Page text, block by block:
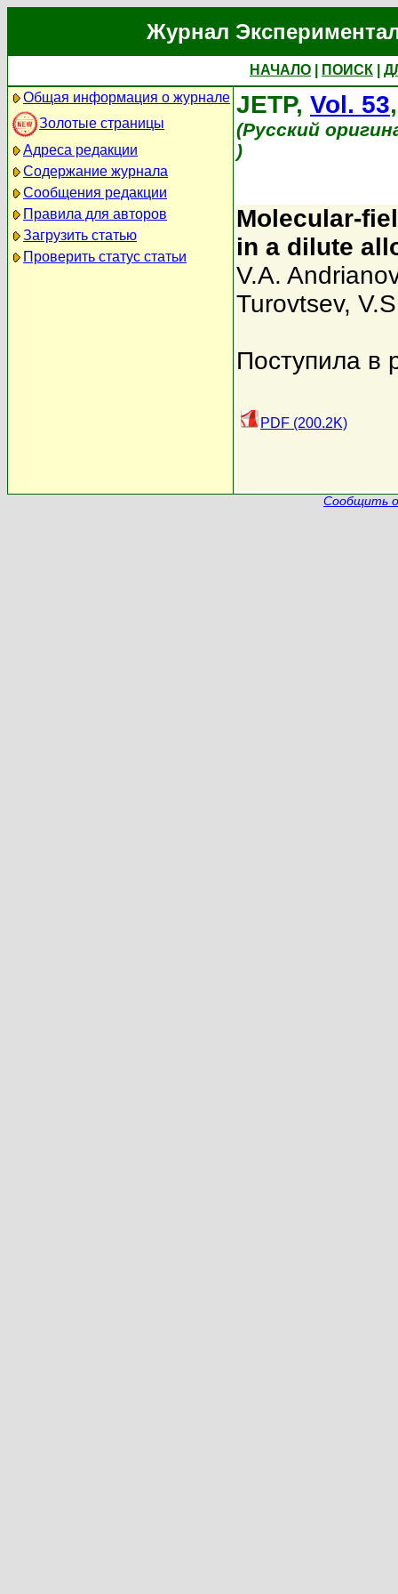
Журнал
НАЧАЛО ПОИСК
Общая информация о журнале
Золотые страницы
Адреса редакции
Содержание журнала
Сообщения редакции
Правила для авторов
Загрузить статью
Проверить статус статьи
JETP, Vol. 53
(Русский
)
Molecular-
in a dilute
V.A. Andrianov
Turovtsev,
Поступила в
PDF (200.2K)
Сообщить о